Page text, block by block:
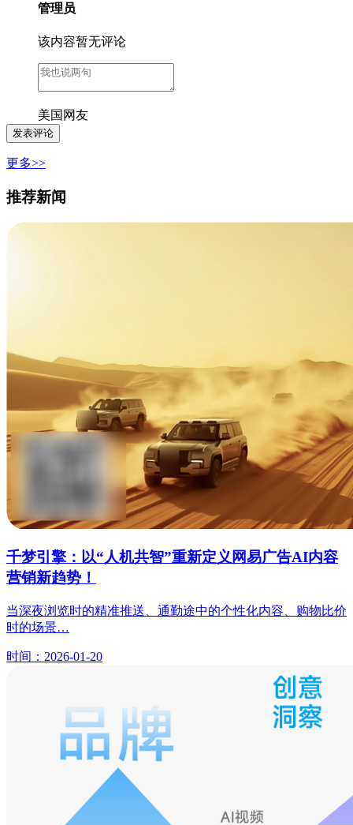
管理员
该内容暂无评论
美国网友
更多>>
推荐新闻
千梦引擎：以“人机共智”重新定义网易广告AI内容
营销新趋势！
当深夜浏览时的精准推送、通勤途中的个性化内容、购物比价
时的场景…
时间：2026-01-20